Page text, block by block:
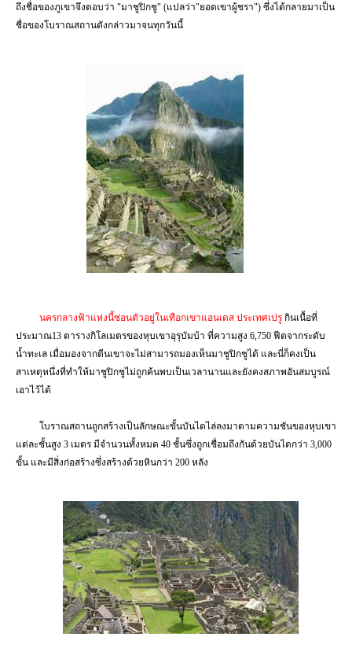
ถึงชื่อของภูเขาจึงตอบว่า "มาชูปิกชู" (แปลว่า"ยอดเขาผู้ชรา") ซึ่งได้กลายมาเป็น
ชื่อของโบราณสถานดังกล่าวมาจนทุกวันนี้
นครกลางฟ้าแห่งนี้ซ่อนตัวอยู่ในเทือกเขาแอนเดส ประเทศเปรู กินเนื้อที่
ประมาณ13 ตารางกิโลเมตรของหุบเขาอุรุบัมบ้า ที่ความสูง 6,750 ฟีตจากระดับ
น้ำทะเล เมื่อมองจากตีนเขาจะไม่สามารถมองเห็นมาชูปิกชูได้ และนี่ก็คงเป็น
สาเหตุหนึ่งที่ทำให้มาชูปิกชูไม่ถูกค้นพบเป็นเวลานานและยังคงสภาพอันสมบูรณ์
เอาไว้ได้
โบราณสถานถูกสร้างเป็นลักษณะขั้นบันไดไล่ลงมาตามความชันของหุบเขา
แต่ละชั้นสูง 3 เมตร มีจำนวนทั้งหมด 40 ชั้นซึ่งถูกเชื่อมถึงกันด้วยบันไดกว่า 3,000
ขั้น และมีสิ่งก่อสร้างซึ่งสร้างด้วยหินกว่า 200 หลัง